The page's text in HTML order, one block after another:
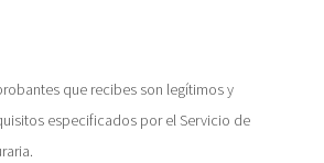
que recibes son legítimos y
especificados por el Servicio de